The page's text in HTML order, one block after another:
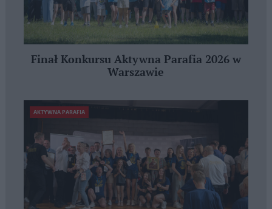
Finał Konkursu Aktywna Parafia 2026 w
Warszawie
AKTYWNA PARAFIA